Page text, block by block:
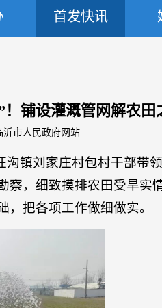
首发快讯
！铺设灌溉管网解农田
沂市人民政府网站
镇刘家庄村包村干部带
，细致摸排农田受旱实
把各项工作做细做实。